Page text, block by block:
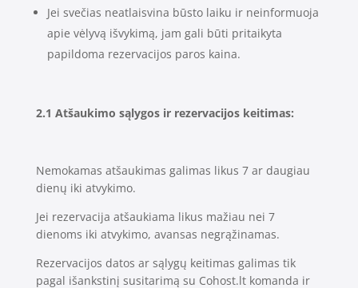
Jei svečias neatlaisvina būsto laiku ir neinformuoja
apie vėlyvą išvykimą, jam gali būti pritaikyta
papildoma rezervacijos paros kaina.
2.1 Atšaukimo sąlygos ir rezervacijos keitimas:
Nemokamas atšaukimas galimas likus 7 ar daugiau
dienų iki atvykimo.
Jei rezervacija atšaukiama likus mažiau nei 7
dienoms iki atvykimo, avansas negrąžinamas.
Rezervacijos datos ar sąlygų keitimas galimas tik
pagal išankstinį susitarimą su Cohost.lt komanda ir